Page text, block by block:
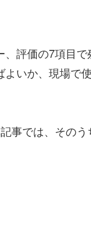
評価の7項目
いか、現場で
事では、そのう